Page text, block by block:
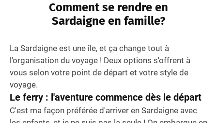
Comment se rendre en
Sardaigne en famille?
La Sardaigne est une île, et ça change tout à
l'organisation du voyage ! Deux options s'offrent à
vous selon votre point de départ et votre style de
voyage.
Le ferry : l'aventure commence dès le départ
C'est ma façon préférée d'arriver en Sardaigne avec